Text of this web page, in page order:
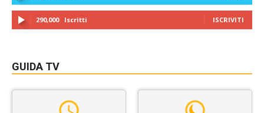
290,000 Iscritti ISCRIVITI
GUIDA TV